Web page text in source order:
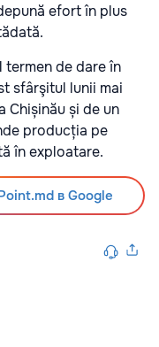
efort în plus
termen de dare în
sfârşitul lunii mai
Chișinău și de un
producția pe
în exploatare.
в Google